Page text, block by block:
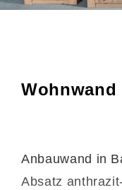
Wohnwand
Anbauwand in
Absatz